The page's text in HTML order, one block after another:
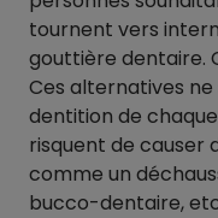
tournent vers
gouttière dentaire.
Ces alternatives
dentition de
risquent de causer
comme un
bucco-dentaire,